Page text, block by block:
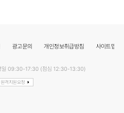
광고문의 개인정보취급방침 사이트맵
일 09:30-17:30 (점심 12:30-13:30)
원격지원요청